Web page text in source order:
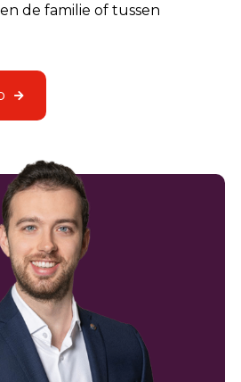
de familie of tussen